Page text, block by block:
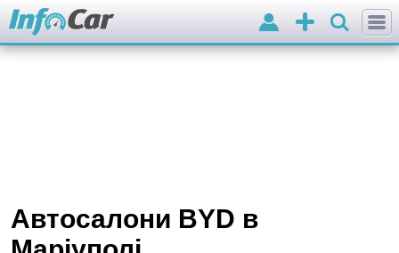
Додати
оголошення
Вхід
Автосалони BYD в